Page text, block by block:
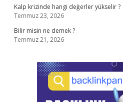
Kalp krizinde hangi değerler yükselir ?
Temmuz 23, 2026
Bilir misin ne demek ?
Temmuz 21, 2026